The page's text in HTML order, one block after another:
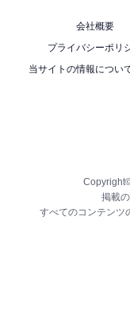
会社概要
プライバシーポリ
当サイトの情報につい
掲載
すべてのコンテンツ